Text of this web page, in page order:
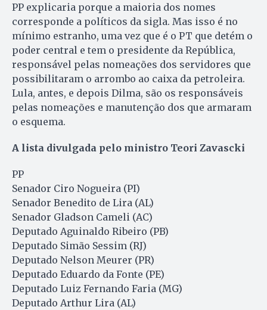
PP explicaria porque a maioria dos nomes
corresponde a políticos da sigla. Mas isso é no
mínimo estranho, uma vez que é o PT que detém o
poder central e tem o presidente da República,
responsável pelas nomeações dos servidores que
possibilitaram o arrombo ao caixa da petroleira.
Lula, antes, e depois Dilma, são os responsáveis
pelas nomeações e manutenção dos que armaram
o esquema.
A lista divulgada pelo ministro Teori Zavascki
PP
Senador Ciro Nogueira (PI)
Senador Benedito de Lira (AL)
Senador Gladson Cameli (AC)
Deputado Aguinaldo Ribeiro (PB)
Deputado Simão Sessim (RJ)
Deputado Nelson Meurer (PR)
Deputado Eduardo da Fonte (PE)
Deputado Luiz Fernando Faria (MG)
Deputado Arthur Lira (AL)